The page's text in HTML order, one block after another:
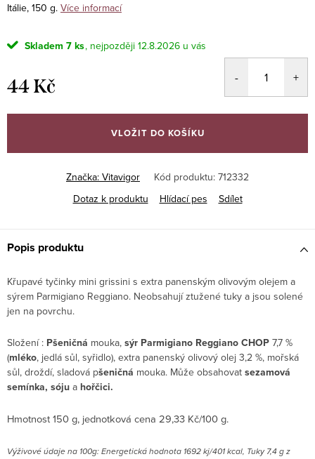
Itálie, 150 g. Více informací
Skladem 7 ks 12.8.2026
44 Kč
cena:
VLOŽIT DO KOŠÍKU
Značka: Vitavigor Kód produktu: 712332
Dotaz k produktu
Hlídací pes Sdílet
Popis produktu
Křupavé tyčinky mini grissini s extra panenským olivovým olejem a
sýrem Parmigiano Reggiano. Neobsahují ztužené tuky a jsou solené
jen na povrchu.
Složení : Pšeničná mouka, sýr Parmigiano ReggianoCHOP 7,7 %
(mléko, jedlá sůl, syřidlo), extra panenský olivový olej 3,2 %, mořská
sůl, droždí, sladová pšeničná mouka. Může obsahovat sezamová
semínka, sóju a hořčici.
Hmotnost 150 g, jednotková cena 29,33 Kč/100 g.
Výživové údaje na 100g: Energetická hodnota 1692 kj/401 kcal, Tuky 7,4 g z